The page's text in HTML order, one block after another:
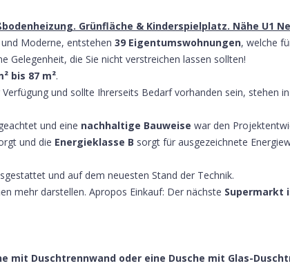
Grünfläche & Kinderspielplatz. Nähe U1
Moderne, entstehen 39 Eigentumswohnungen, welche
Gelegenheit, die Sie nicht verstreichen lassen sollten!
bis 87 m².
Verfügung und sollte Ihrerseits Bedarf vorhanden sein, stehen
und eine nachhaltige Bauweise war den
und die Energieklasse B sorgt für ausgezeichnete
und auf dem neuesten Stand der Technik.
mehr darstellen. Apropos Einkauf: Der nächste Supermarkt
mit Duschtrennwand oder eine Dusche mit Glas-